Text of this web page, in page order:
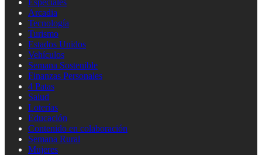
Arcadia
Tecnología
Turismo
Estados Unidos
Vehículos
Semana Sostenible
Finanzas Personales
4 Patas
Salud
Loterías
Educación
Contenido en colaboración
Semana Rural
Mujeres